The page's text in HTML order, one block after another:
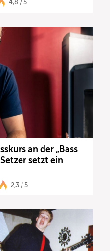
4,8 / 5
an der „Bass
setzt ein
2,3 / 5